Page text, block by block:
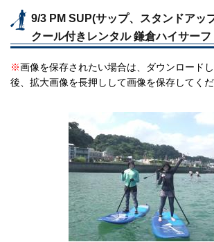
9/3 PM SUP(サップ、スタンドアッ
クール付きレンタル 鎌倉ハイサーフ
※画像を保存されたい場合は、ダウンロード
後、拡大画像を長押しして画像を保存してくだ